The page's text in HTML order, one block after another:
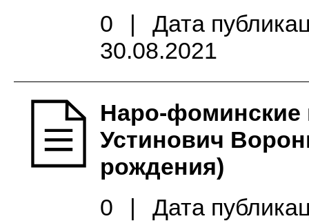
0
|
Дата
30.08.2021
Наро-фоминские
Устинович
рождения)
0
| Дата